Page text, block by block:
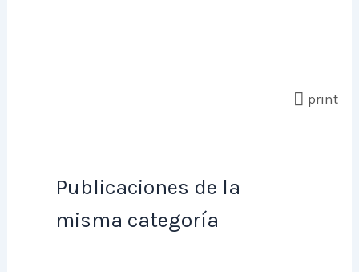
print
Publicaciones de la
misma categoría